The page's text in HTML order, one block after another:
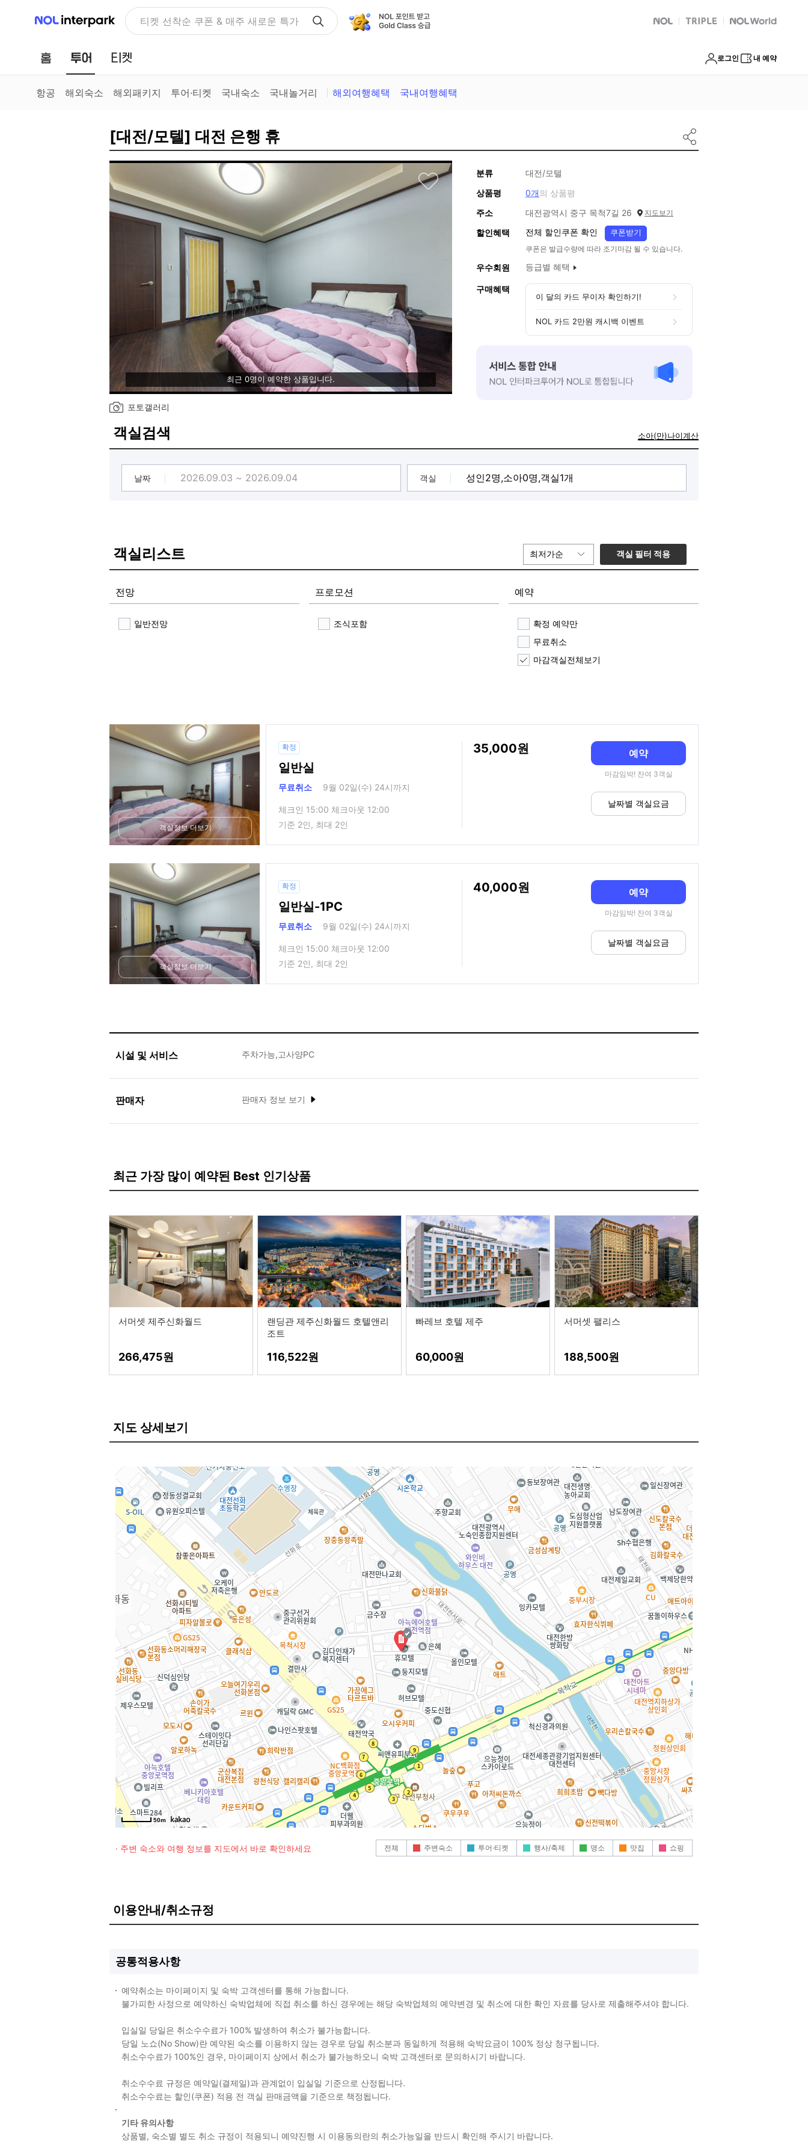
NOL 인터파크 티켓 선착순 쿠폰 & 매주 새로운 특가 NOL 트리플 Global Interpark
홈 투어 로그인 내 예약
항공 해외숙소 해외패키지 투어·티켓 국내숙소 국내놀거리 해외여행혜택 국내여행혜택
[대전/모텔] 대전 은행 휴
최근 0명이 예약한 상품입니다.
포토갤러리
분류
대전/모텔
상품평
0개의 상품평
주소
대전광역시 중구 목척7길 26 지도보기
할인혜택 전체 할인쿠폰 확인 쿠폰받기
쿠폰은 발급수량에 따라 조기마감 될 수 있습니다.
우수회원 등급별 혜택
구매혜택
이 달의 카드 무이자 확인하기!
NOL 카드 2만원 캐시백 이벤트
객실검색 소아(만)나이계산
날짜 객실
객실리스트 최저가순 객실 필터 적용
전망
일반전망
프로모션
조식포함
예약
확정 예약만
무료취소
마감객실전체보기
객실정보 더보기
확정
일반실
무료취소 9월 02일(수) 24시까지
체크인 15:00 체크아웃 12:00
기준 2인, 최대 2인
35,000 예약
마감임박! 잔여 3객실
날짜별 객실요금
객실정보 더보기
확정
일반실-1PC
무료취소 9월 02일(수) 24시까지
체크인 15:00 체크아웃 12:00
기준 2인, 최대 2인
40,000 예약
마감임박! 잔여 3객실
날짜별 객실요금
시설 및 서비스 주차가능,고사양PC
판매자 판매자 정보 보기
최근 가장 많이 예약된 Best 인기상품
서머셋 제주신화월드
266,475
랜딩관 제주신화월드 호텔앤리
조트
116,522
빠레브 호텔 제주
60,000
서머셋 팰리스
188,500
지도 상세보기
50m
· 주변 숙소와 여행 정보를 지도에서 바로 확인하세요 전체 주변숙소 투어·티켓 행사/축제 명소 맛집 쇼핑
이용안내/취소규정
공통적용사항
예약취소는 마이페이지 및 숙박 고객센터를 통해 가능합니다.
불가피한 사정으로 예약하신 숙박업체에 직접 취소를 하신 경우에는 해당 숙박업체의 예약변경 및 취소에 대한 확인 자료를 당사로 제출해주셔야 합니다.
입실일 당일은 취소수수료가 100% 발생하여 취소가 불가능합니다.
당일 노쇼(No Show)란 예약된 숙소를 이용하지 않는 경우로 당일 취소분과 동일하게 적용해 숙박요금이 100% 정상 청구됩니다.
취소수수료가 100%인 경우, 마이페이지 상에서 취소가 불가능하오니 숙박 고객센터로 문의하시기 바랍니다.
취소수수료 규정은 예약일(결제일)과 관계없이 입실일 기준으로 산정됩니다.
취소수수료는 할인(쿠폰) 적용 전 객실 판매금액을 기준으로 책정됩니다.
기타 유의사항
상품별, 숙소별 별도 취소 규정이 적용되니 예약진행 시 이용동의란의 취소가능일을 반드시 확인해 주시기 바랍니다.